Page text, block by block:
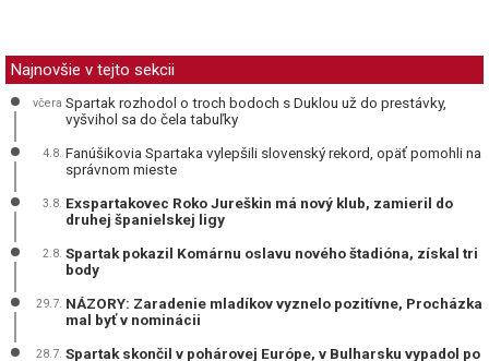
Najnovšie v tejto sekcii
včera Spartak rozhodol o troch bodoch s Duklou už do prestávky,
vyšvihol sa do čela tabuľky
4.8. Fanúšikovia Spartaka vylepšili slovenský rekord, opäť pomohli na
správnom mieste
3.8. Exspartakovec Roko Jureškin má nový klub, zamieril do
druhej španielskej ligy
2.8. Spartak pokazil Komárnu oslavu nového štadióna, získal tri
body
29.7. NÁZORY: Zaradenie mladíkov vyznelo pozitívne, Procházka
mal byť v nominácii
28.7. Spartak skončil v pohárovej Európe, v Bulharsku vypadol po